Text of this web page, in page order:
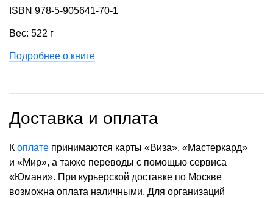
ISBN 978-5-905641-70-1
Вес: 522 г
Подробнее о книге
Доставка и оплата
К оплате принимаются карты «Виза», «Мастеркард»
и «Мир», а также переводы с помощью сервиса
«Юмани». При курьерской доставке по Москве
возможна оплата наличными. Для организаций